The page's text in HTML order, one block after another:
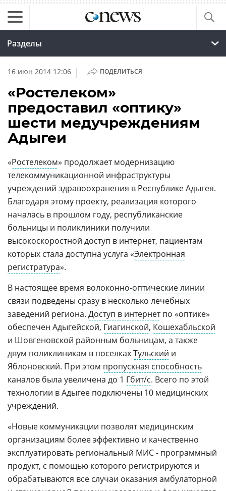
Разделы
16 июн 2014 12:06 | ПОДЕЛИТЬСЯ
«Ростелеком»
предоставил «оптику»
шести медучреждениям
Адыгеи
«Ростелеком» продолжает модернизацию
телекоммуникационной инфраструктуры
учреждений здравоохранения в Республике Адыгея.
Благодаря этому проекту, реализация которого
началась в прошлом году, республиканские
больницы и поликлиники получили
высокоскоростной доступ в интернет, пациентам
которых стала доступна услуга «Электронная
регистратура».
В настоящее время волоконно-оптические линии
связи подведены сразу в несколько лечебных
заведений региона. Доступ в интернетпо «оптике»
обеспечен Адыгейской, Гиагинской, Кошехабльской
и Шовгеновской районным больницам, а также
двум поликлиникам в поселкахТульский и
Яблоновский. При этом пропускная способность
каналов была увеличена до 1 Гбит/с. Всего по этой
технологии в Адыгее подключены 10 медицинских
учреждений.
«Новые коммуникации позволят медицинским
организациям более эффективно и качественно
эксплуатировать региональный МИС - программный
продукт, с помощью которого регистрируются и
обрабатываются все случаи оказания амбулаторной